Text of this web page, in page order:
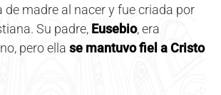
de madre al nacer y fue criada por
Su padre, Eusebio, era
pero ella se mantuvo fiel a Cristo